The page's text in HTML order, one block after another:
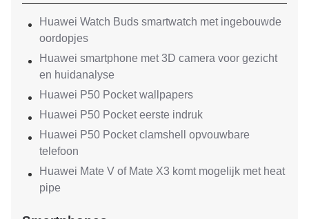
Huawei Watch Buds smartwatch met ingebouwde
oordopjes
Huawei smartphone met 3D camera voor gezicht
en huidanalyse
Huawei P50 Pocket wallpapers
Huawei P50 Pocket eerste indruk
Huawei P50 Pocket clamshell opvouwbare
telefoon
Huawei Mate V of Mate X3 komt mogelijk met heat
pipe